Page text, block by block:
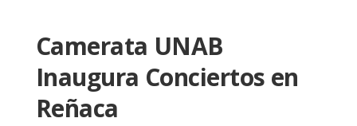
Camerata UNAB
Inaugura Conciertos en
Reñaca